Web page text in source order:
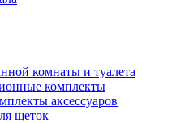
комнаты и туалета
комплекты
аксессуаров
щеток